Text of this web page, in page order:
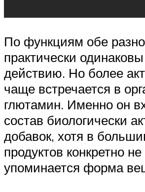
По функциям обе
практически
действию. Но более
чаще встречается в
глютамин. Именно он
состав биологически
добавок, хотя в
продуктов конкретно не
упоминается форма